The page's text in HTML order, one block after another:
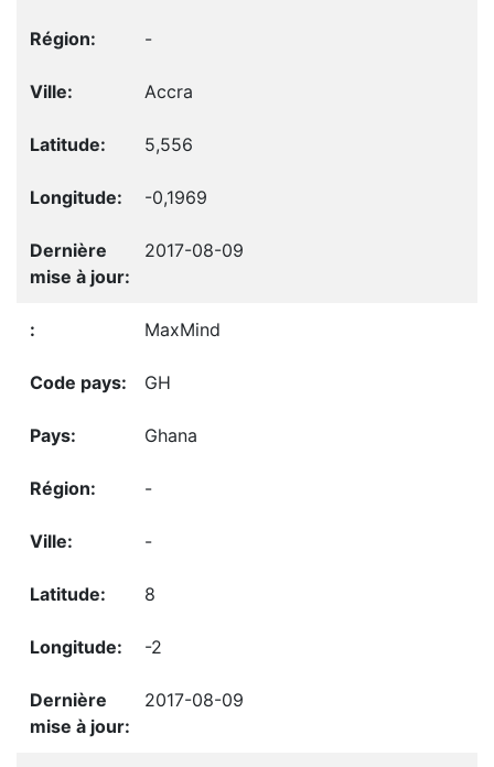
-
Accra
5,556
-0,1969
2017-08-09
MaxMind
GH
Ghana
-
-
8
-2
2017-08-09